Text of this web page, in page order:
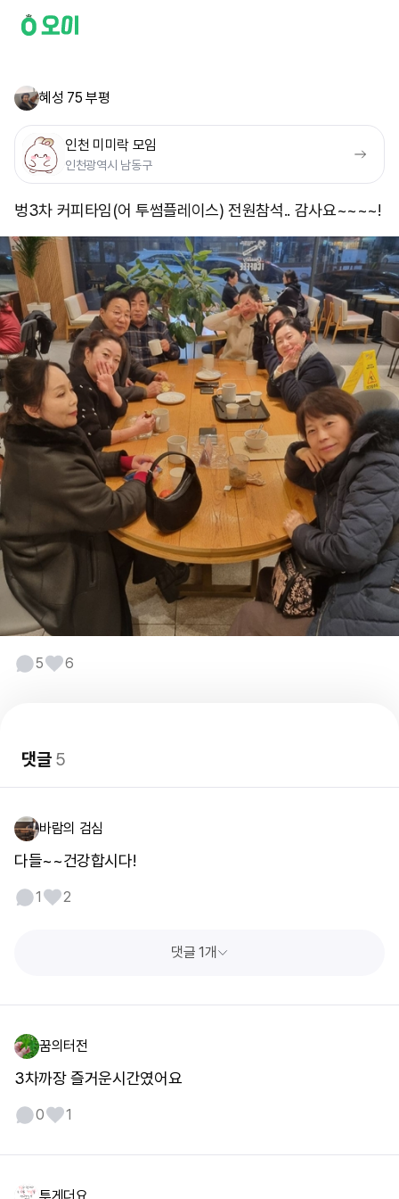
혜성 75 부평
인천 미미락 모임
인천광역시 남동구
벙3차 커피타임(어 투썸플레이스) 전원참석.. 감사요~~~~!
5 6
댓글5
바람의 검심
다들~~건강합시다!
1 2
댓글 1개
꿈의터전
3차까장 즐거운시간였어요
0 1